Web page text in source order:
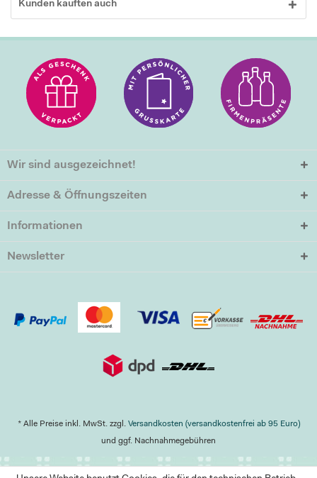
Kunden kauften auch
Wir sind ausgezeichnet!
Adresse & Öffnungszeiten
Informationen
Newsletter
* Alle Preise inkl. MwSt. zzgl. Versandkosten (versandkostenfrei ab 95 Euro)
und ggf. Nachnahmegebühren